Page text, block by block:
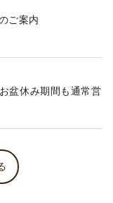
ご案内
盆休み期間も通常営